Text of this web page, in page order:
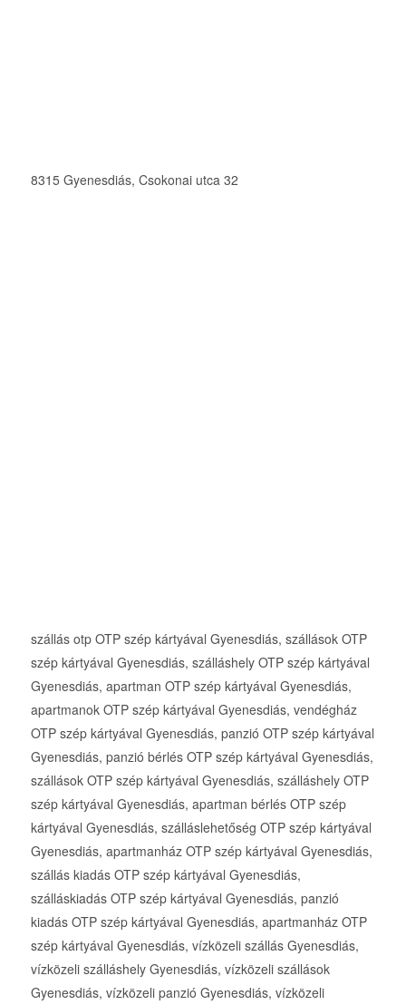
8315 Gyenesdiás, Csokonai utca 32
szállás otp OTP szép kártyával Gyenesdiás, szállások OTP
szép kártyával Gyenesdiás, szálláshely OTP szép kártyával
Gyenesdiás, apartman OTP szép kártyával Gyenesdiás,
apartmanok OTP szép kártyával Gyenesdiás, vendégház
OTP szép kártyával Gyenesdiás, panzió OTP szép kártyával
Gyenesdiás, panzió bérlés OTP szép kártyával Gyenesdiás,
szállások OTP szép kártyával Gyenesdiás, szálláshely OTP
szép kártyával Gyenesdiás, apartman bérlés OTP szép
kártyával Gyenesdiás, szálláslehetőség OTP szép kártyával
Gyenesdiás, apartmanház OTP szép kártyával Gyenesdiás,
szállás kiadás OTP szép kártyával Gyenesdiás,
szálláskiadás OTP szép kártyával Gyenesdiás, panzió
kiadás OTP szép kártyával Gyenesdiás, apartmanház OTP
szép kártyával Gyenesdiás, vízközeli szállás Gyenesdiás,
vízközeli szálláshely Gyenesdiás, vízközeli szállások
Gyenesdiás, vízközeli panzió Gyenesdiás, vízközeli